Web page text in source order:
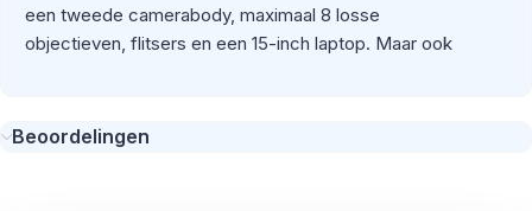
een tweede camerabody, maximaal 8 losse
objectieven, flitsers en een 15-inch laptop. Maar ook
Veelzijdige camerarugzak voor
Beoordelingen